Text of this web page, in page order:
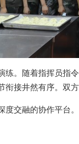
练。随着指挥员指
衔接井然有序。双
度交融的协作平台